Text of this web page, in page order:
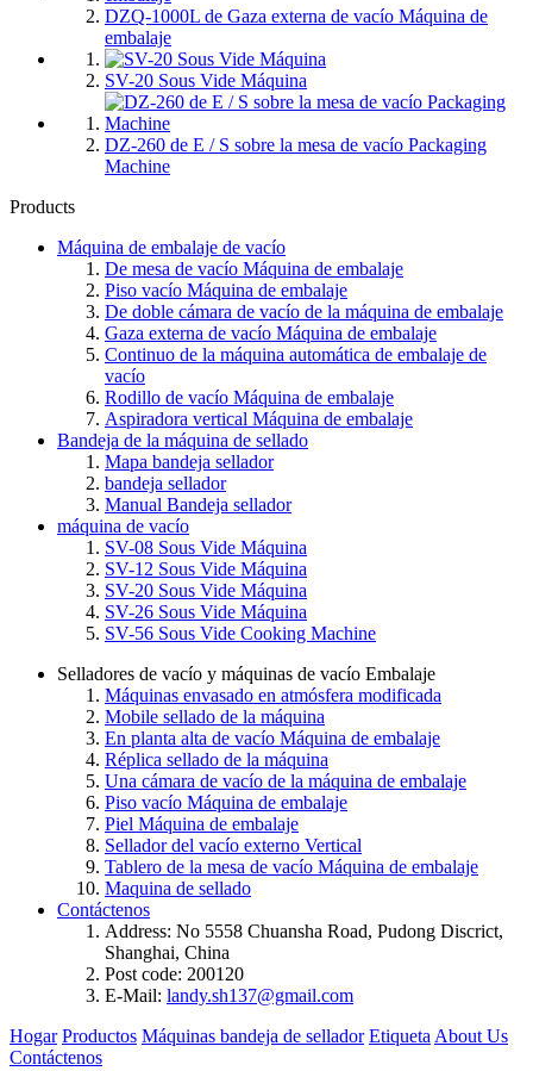
DZQ-1000L de Gaza externa de vacío Máquina de
embalaje
SV-20 Sous Vide Máquina
DZ-260 de E / S sobre la mesa de vacío Packaging
Machine
Products
Máquina de embalaje de vacío
De mesa de vacío Máquina de embalaje
Piso vacío Máquina de embalaje
De doble cámara de vacío de la máquina de embalaje
Gaza externa de vacío Máquina de embalaje
Continuo de la máquina automática de embalaje de
vacío
Rodillo de vacío Máquina de embalaje
Aspiradora vertical Máquina de embalaje
Bandeja de la máquina de sellado
Mapa bandeja sellador
bandeja sellador
Manual Bandeja sellador
máquina de vacío
SV-08 Sous Vide Máquina
SV-12 Sous Vide Máquina
SV-20 Sous Vide Máquina
SV-26 Sous Vide Máquina
SV-56 Sous Vide Cooking Machine
Selladores de vacío y máquinas de vacío Embalaje
Máquinas envasado en atmósfera modificada
Mobile sellado de la máquina
En planta alta de vacío Máquina de embalaje
Réplica sellado de la máquina
Una cámara de vacío de la máquina de embalaje
Piso vacío Máquina de embalaje
Piel Máquina de embalaje
Sellador del vacío externo Vertical
Tablero de la mesa de vacío Máquina de embalaje
Maquina de sellado
Contáctenos
Address: No 5558 Chuansha Road, Pudong Discrict,
Shanghai, China
Post code: 200120
E-Mail: landy.sh137@gmail.com
Hogar Productos Máquinas bandeja de sellador Etiqueta About Us
Contáctenos